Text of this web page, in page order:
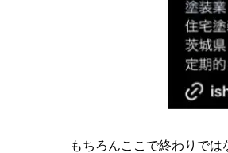
もちろんここで終わりでは